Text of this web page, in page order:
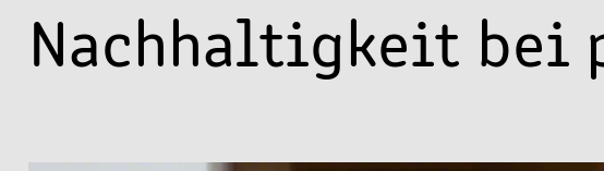
Nachhaltigkeit bei